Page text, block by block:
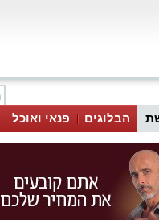
הבלוגים פנאי ואוכל